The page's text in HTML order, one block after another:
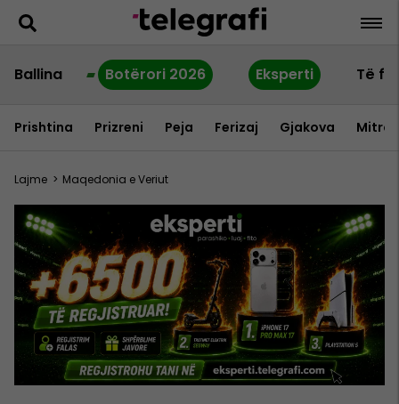
Ballina Botërori 2026 Eksperti Të
Prishtina Prizreni Peja Ferizaj Gjakova
Lajme > Maqedonia e Veriut